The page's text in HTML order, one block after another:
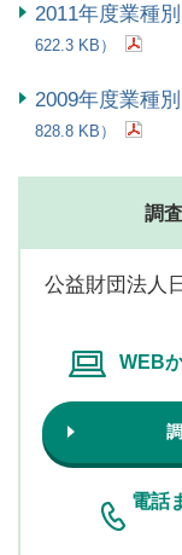
2011年度業種別
622.3 KB）
2009年度業種別
828.8 KB）
調
公益財団法人
WEB
電話